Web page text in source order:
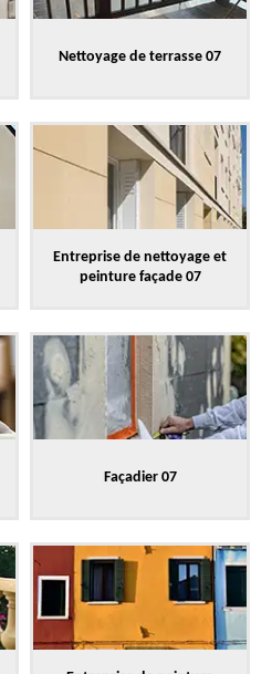
Nettoyage de terrasse 07
Entreprise de nettoyage et
peinture façade 07
Façadier 07